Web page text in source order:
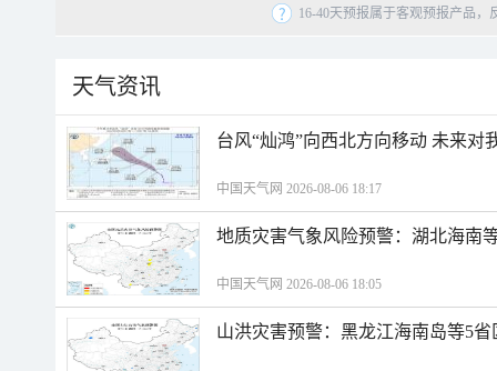
16-40天预报属于客观预报产品
天气资讯
台风“灿鸿”向西北方向移动 未来对
中国天气网 2026-08-06 18:17
地质灾害气象风险预警：湖北海南
中国天气网 2026-08-06 18:05
山洪灾害预警：黑龙江海南岛等5